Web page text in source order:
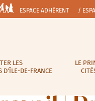
ESPACE ADHÉRENT /
LES
D’ÎLE-DE-FRANCE
LE